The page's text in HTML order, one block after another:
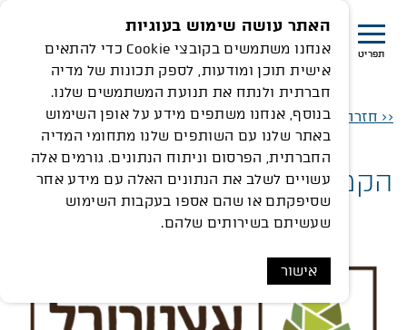
הקמת מו”פ לחינוך לקיימות - רמת הנדיב
תפריט
<< חזרה לציר הזמן
הקמת מו”פ לחינוך לקיימות
האתר עושה שימוש בעוגיות
אנחנו משתמשים בקובצי Cookie כדי להתאים
אישית תוכן ומודעות, לספק תכונות של מדיה
חברתית ולנתח את תנועת המשתמשים שלנו.
בנוסף, אנחנו משתפים מידע על אופן השימוש
באתר שלנו עם השותפים שלנו מתחומי המדיה
החברתית, הפרסום וניתוח הנתונים. גורמים אלה
עשויים לשלב את הנתונים האלה עם מידע אחר
שסיפקתם או שהם אספו בעקבות השימוש
שעשיתם בשירותים שלהם.
אישור